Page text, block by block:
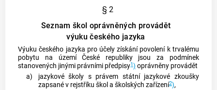
§ 2
Seznam škol oprávněných provádět
výuku českého jazyka
Výuku českého jazyka pro účely získání povolení k trvalému
pobytu na území České republiky jsou za podmínek
stanovených jinými právními předpisy1) oprávněny provádět
a)
jazykové školy s právem státní jazykové zkoušky
zapsané v rejstříku škol a školských zařízení2),